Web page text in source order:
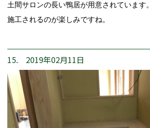
土間サロンの長い鴨居が用意されています。
施工されるのが楽しみですね。
15. 2019年02月11日